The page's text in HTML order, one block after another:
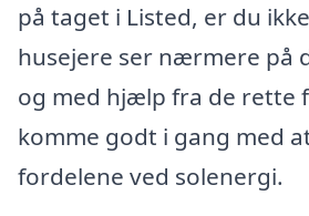
på taget i Listed, er du
husejere ser nærmere på
og med hjælp fra de rette
komme godt i gang med
fordelene ved solenergi.